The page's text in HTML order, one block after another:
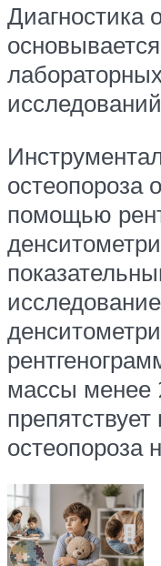
Диагностика
остеопороза
помощью
массы менее
остеопороза